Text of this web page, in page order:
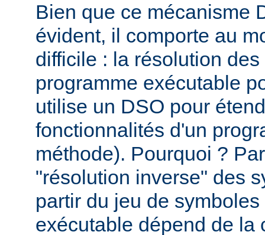
Bien que ce mécanisme
évident, il comporte au
difficile : la résolution
programme exécutable
utilise un DSO pour
fonctionnalités d'un
méthode). Pourquoi ?
"résolution inverse" des
partir du jeu de
exécutable dépend de la